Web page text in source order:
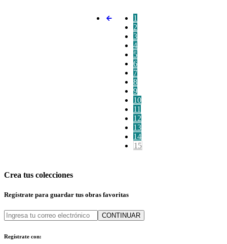
1
2
3
4
5
6
7
8
9
10
11
12
13
14
15
Crea tus colecciones
Regístrate para guardar tus obras favoritas
CONTINUAR
Regístrate con: